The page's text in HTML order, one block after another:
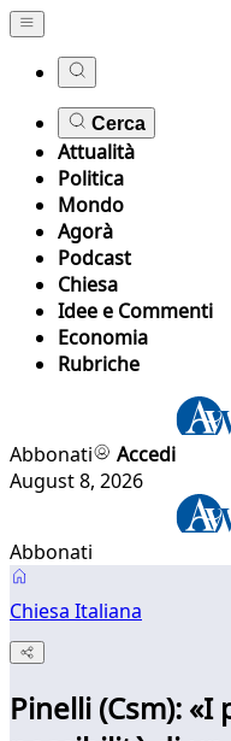
Cerca
Attualità
Politica
Mondo
Agorà
Podcast
Chiesa
Idee e Commenti
Economia
Rubriche
Abbonati
Accedi
August 8, 2026
Abbonati
Chiesa Italiana
Pinelli (Csm):